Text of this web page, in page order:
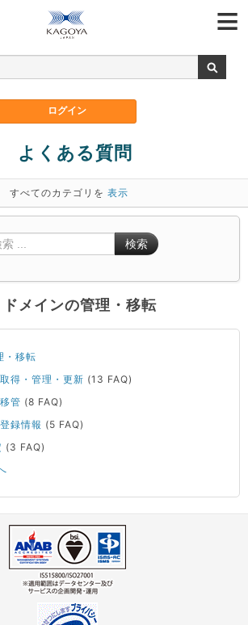
よくある質問
すべてのカテゴリを 表示
検索
メインの管理・移転
・移転
得・管理・更新 (13 FAQ)
管 (8 FAQ)
録情報 (5 FAQ)
(3 FAQ)